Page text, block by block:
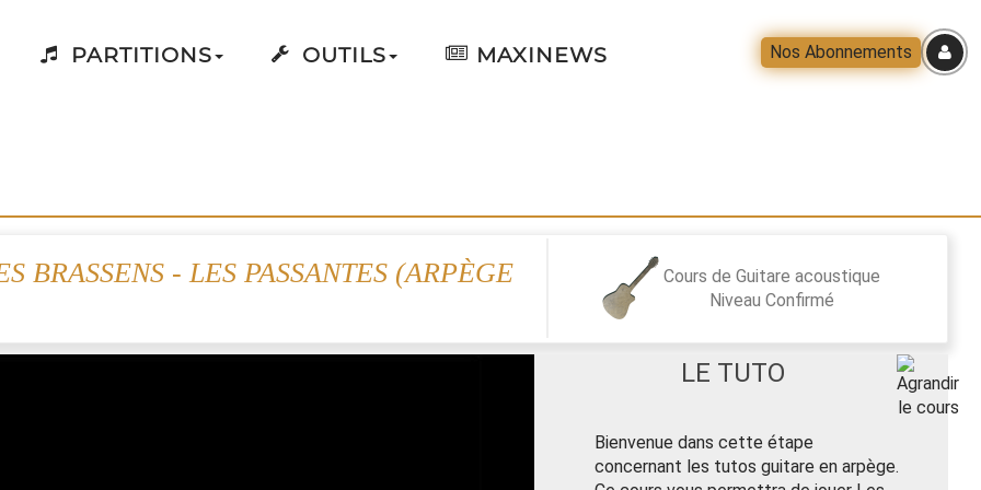
PARTITIONS OUTILS MAXINEWS Nos Abonnements
BRASSENS - LES PASSANTES (ARPÈGE
Cours de Guitare acoustique
NiveauConfirmé
LE TUTO
Bienvenue dans cette étape
concernant les tutos guitare en arpège.